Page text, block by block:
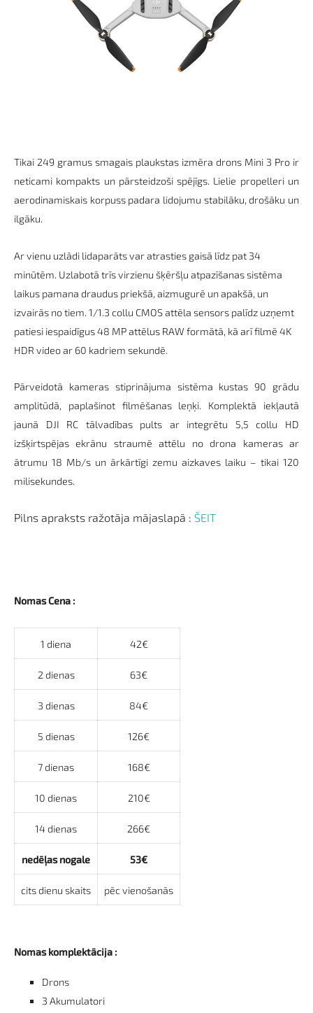
Tikai 249 gramus smagais plaukstas izmēra drons Mini 3 Pro ir
neticami kompakts un pārsteidzoši spējīgs. Lielie propelleri un
aerodinamiskais korpuss padara lidojumu stabilāku, drošāku un
ilgāku.
Ar vienu uzlādi lidaparāts var atrasties gaisā līdz pat 34
minūtēm. Uzlabotā trīs virzienu šķēršļu atpazīšanas sistēma
laikus pamana draudus priekšā, aizmugurē un apakšā, un
izvairās no tiem. 1/1.3 collu CMOS attēla sensors palīdz uzņemt
patiesi iespaidīgus 48 MP attēlus RAW formātā, kā arī filmē 4K
HDR video ar 60 kadriem sekundē.
Pārveidotā kameras stiprinājuma sistēma kustas 90 grādu
amplitūdā, paplašinot filmēšanas leņķi. Komplektā iekļautā
jaunā DJI RC tālvadības pults ar integrētu 5,5 collu HD
izšķirtspējas ekrānu straumē attēlu nodrona kameras ar
ātrumu 18 Mb/s un ārkārtīgi zemu aizkaves laiku – tikai 120
milisekundes.
Pilns apraksts ražotāja mājaslapā : ŠEIT
Nomas Cena :
1 diena 42€
2 dienas 63€
3 dienas 84€
5 dienas 126€
7 dienas 168€
10 dienas 210€
14 dienas 266€
nedēļas nogale 53€
cits dienu skaits pēc vienošanās
Nomas komplektācija :
Drons
3 Akumulatori